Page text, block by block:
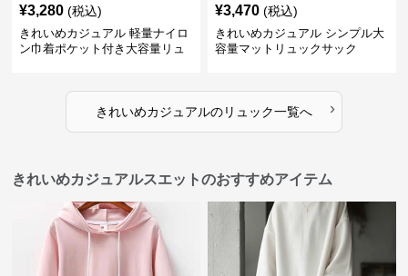
¥3,280 (税込)
きれいめカジュアル 軽量ナイロ
ン巾着ポケット付き大容量リュ
¥3,470 (税込)
きれいめカジュアル シンプル大
容量マットリュックサック
きれいめカジュアルのリュック一覧へ ›
きれいめカジュアルスエットのおすすめアイテム